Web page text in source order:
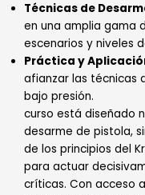
Técnicas de
en una amplia gama
escenarios y niveles
Práctica y
afianzar las técnicas
bajo
curso está diseñado
desarme de pistola,
de los principios del
para actuar
críticas. Con acceso